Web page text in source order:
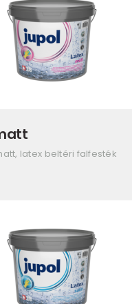
latex beltéri falfesték